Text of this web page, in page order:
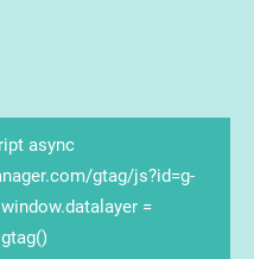
async
gtag/js?id=g-
=